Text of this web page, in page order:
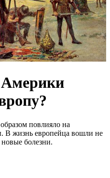
повлияло на
В жизнь европейца вошли не
новые болезни.